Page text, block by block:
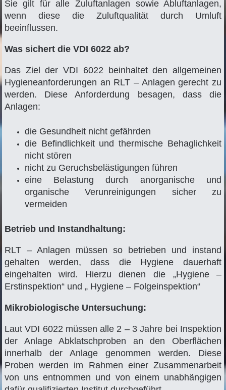
Sie gilt für alle Zuluftanlagen sowie Abluftanlagen,
wenn diese die Zuluftqualität durch Umluft
beeinflussen.
Was sichert die VDI 6022 ab?
Das Ziel der VDI 6022 beinhaltet den allgemeinen
Hygieneanforderungen an RLT – Anlagen gerecht zu
werden. Diese Anforderdung besagen, dass die
Anlagen:
die Gesundheit nicht gefährden
die Befindlichkeit und thermische Behaglichkeit
nicht stören
nicht zu Geruchsbelästigungen führen
eine Belastung durch anorganische und
organische Verunreinigungen sicher zu
vermeiden
Betrieb und Instandhaltung:
RLT – Anlagen müssen so betrieben und instand
gehalten werden, dass die Hygiene dauerhaft
eingehalten wird. Hierzu dienen die „Hygiene –
Erstinspektion“ und „ Hygiene – Folgeinspektion“
Mikrobiologische Untersuchung:
Laut VDI 6022 müssen alle 2 – 3 Jahre bei Inspektion
der Anlage Abklatschproben an den Oberflächen
innerhalb der Anlage genommen werden. Diese
Proben werden im Rahmen einer Zusammenarbeit
von uns entnommen und von einem unabhängigen